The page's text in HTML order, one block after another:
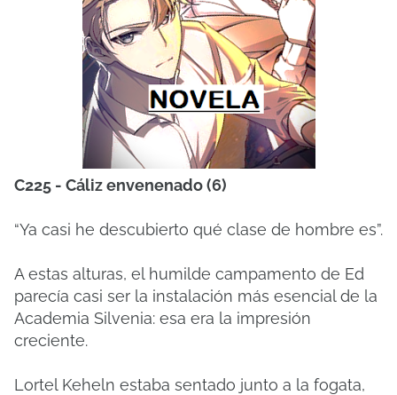
C225 - Cáliz envenenado (6)
“Ya casi he descubierto qué clase de hombre es”.
A estas alturas, el humilde campamento de Ed
parecía casi ser la instalación más esencial de la
Academia Silvenia: esa era la impresión
creciente.
Lortel Keheln estaba sentado junto a la fogata,